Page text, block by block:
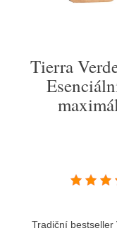
Tierra
Tradiční bestseller